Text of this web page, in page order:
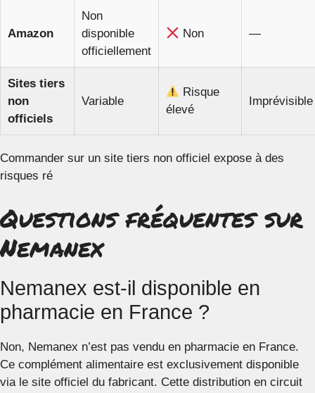
Amazon
Non
disponible
officiellement
Non —
Sites tiers
non
officiels
Variable
Risque
élevé
Imprévisible
Commander sur un site tiers non officiel expose à des
risques ré
Questions fréquentes sur
Nemanex
Nemanex est-il disponible en
pharmacie en France ?
Non, Nemanex n’est pas vendu en pharmacie en France.
Ce complément alimentaire est exclusivement disponible
via le site officiel du fabricant. Cette distribution en circuit